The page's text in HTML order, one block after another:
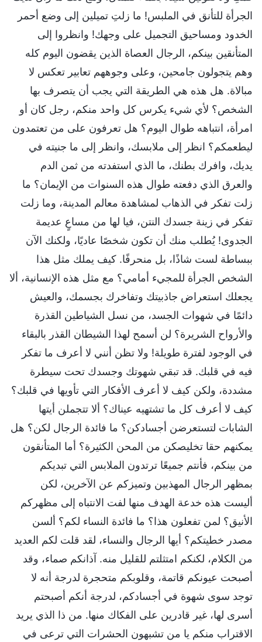
الجرأة للتأنق في الملبس! ما زلتِ تميلين إلى وضع أحمر
الخدود ومساحيق التجميل على وجهك! وانظروا إلى
المتأنقين بينكم، الرجال العصاة الذين يقضون اليوم كله
وهم يتجولون جامحين، وعلى وجوههم تعابير تعكس لا
مبالاة. هل هذه هي الطريقة التي يجب أن يتصرف بها
الشخص؟ لأي شيء يكرس كل واحد منكم، رجل كان أو
امرأة، انتباهه طوال اليوم؟ هل تعرفون على من تعتمدون
ليطعمكم؟ انظر إلى ملابسك، وانظر إلى ما جنيته في
يديك، وافرك بطنك، ما الذي استفدته من ثمن الدم
والعرق الذي دفعته طوال هذه السنوات من الإيمان؟ ما
زلت تفكر في الذهاب لمشاهدة معالم المدينة، وما زلت
تفكر في زينة جسدك النتن، فيا لها من مساعٍ عديمة
الجدوى! يُطلب منك أن تكون شخصًا عاديًا، ولكنك الآن
ببساطة لست شاذًا، بل منحرفًا. كيف يملك مثل هذا
الشخص الجرأة للمجيء أمامي؟ مع مثل هذه الإنسانية، ألا
يجعلك استعراض جاذبيتك وتفاخرك بجسمك، والعيش
دائمًا في شهوات الجسد، من نسل الشياطين القذرة
والأرواح الشريرة؟ لن أسمح لهذا الشيطان القذر بالبقاء
في الوجود لفترة طويلة! ولا تظن أنني لا أعرف ما تفكر
فيه في قلبك. قد تبقي شهوتك وجسدك تحت سيطرة
مشددة، ولكن كيف لا أعرف الأفكار التي تأويها في قلبك؟
كيف لا أعرف كل ما تشتهيه عيناك؟ ألا تتجملن أيتها
الشابات لتستعرضن أجسادكن؟ ما فائدة الرجال لكن؟ هل
يمكنهم حقا تخليصكن من المحن الكثيرة؟ أما المتأنقون
من بينكم، فأنتم جميعًا ترتدون الملابس التي تبديكم
بمظهر الرجال المهذبين وتميزكم عن الآخرين، لكن
أليست هذه خدعة الهدف منها لفت الانتباه إلى مظهركم
الأنيق؟ لمن تفعلون هذا؟ ما فائدة النساء لكم؟ ألسن
مصدر خطيتكم؟ أيها الرجال والنساء، لقد قلت لكم العديد
من الكلام، لكنكم امتثلتم للقليل منه. آذانكم صماء، وقد
أصبحت عيونكم قاتمة، وقلوبكم متحجرة لدرجة أنه لا
توجد سوى شهوة في أجسادكم، لدرجة أنكم أصبحتم
أسرى لها، غير قادرين على الفكاك منها. من ذا الذي يريد
الاقتراب منكم يا من تشبهون الحشرات التي ترعى في